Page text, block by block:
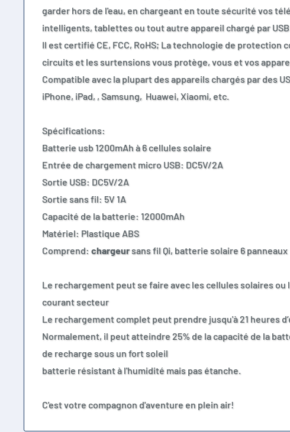
garder hors de l'eau, en chargeant en toute sécurité vos
intelligents, tablettes ou tout autre appareil chargé par USB
Il est certifié CE, FCC, RoHS; La technologie de protection
circuits et les surtensions vous protège, vous et vos
Compatible avec la plupart des appareils chargés par des
iPhone, iPad, , Samsung, Huawei, Xiaomi, etc.
Spécifications:
Batterie usb 1200mAh à 6 cellules solaire
Entrée de chargement micro USB: DC5V/2A
Sortie USB: DC5V/2A
Sortie sans fil: 5V 1A
Capacité de la batterie: 12000mAh
Matériel: Plastique ABS
Comprend: chargeursans fil Qi, batterie solaire 6 panneaux
Le rechargement peut se faire avec les cellules solaires ou
courant secteur
Le rechargement complet peut prendre jusqu'à 21 heures
Normalement, il peut atteindre 25% de la capacité de la
de recharge sous un fort soleil
batterie résistant à l'humidité mais pas étanche.
C'est votre compagnon d'aventure en plein air!